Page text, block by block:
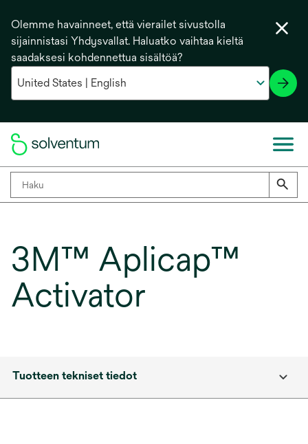
Olemme havainneet, että vierailet sivustolla
sijainnistasi Yhdysvallat. Haluatko vaihtaa kieltä
saadaksesi kohdennettua sisältöä?
3M™ Aplicap™
Activator
Tuotteen tekniset tiedot